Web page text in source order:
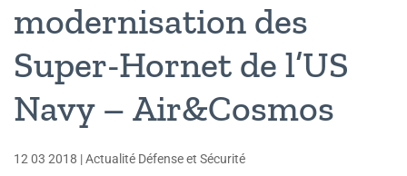
modernisation des
Super-Hornet de l’US
Navy – Air&Cosmos
12 03 2018 |Actualité Défense et Sécurité